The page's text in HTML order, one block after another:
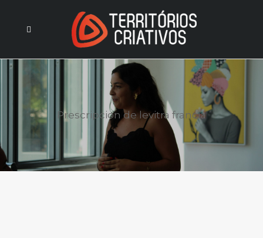
Prescripcion de levitra francia